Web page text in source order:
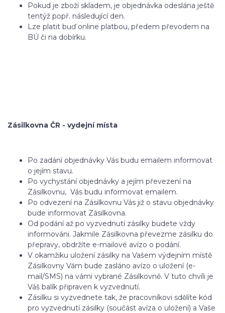
Pokud je zboží skladem, je objednávka odeslána ještě
tentýž popř. následující den.
Lze platit buď online platbou, předem převodem na
BÚ či na dobírku.
Zásilkovna ČR - vydejní místa
Po zadání objednávky Vás budu emailem informovat
o jejím stavu.
Po vychystání objednávky a jejím převezení na
Zásilkovnu, Vás budu informovat emailem.
Po odvezení na Zásilkovnu Vás již o stavu objednávky
bude informovat Zásilkovna.
Od podání až po vyzvednutí zásilky budete vždy
informováni. Jakmile Zásilkovna převezme zásilku do
přepravy, obdržíte e-mailové avízo o podání.
V okamžiku uložení zásilky na Vašem výdejním místě
Zásilkovny Vám bude zasláno avízo o uložení (e-
mail/SMS) na vámi vybrané Zásilkovně. V tuto chvíli je
Váš balík připraven k vyzvednutí.
Zásilku si vyzvednete tak, že pracovníkovi sdělíte kód
pro vyzvednutí zásilky (součást avíza o uložení) a Vaše